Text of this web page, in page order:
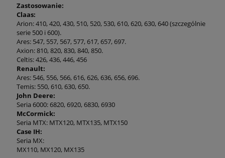
Zastosowanie:
Claas:
Arion: 410, 420, 430, 510, 520, 530, 610, 620, 630, 640 (szczególnie
serie 500 i 600).
Ares: 547, 557, 567, 577, 617, 657, 697.
Axion: 810, 820, 830, 840, 850.
Celtis: 426, 436, 446, 456
Renault:
Ares: 546, 556, 566, 616, 626, 636, 656, 696.
Temis: 550, 610, 630, 650.
John Deere:
Seria 6000: 6820, 6920, 6830, 6930
McCormick:
Seria MTX: MTX120, MTX135, MTX150
Case IH:
Seria MX:
MX110, MX120, MX135